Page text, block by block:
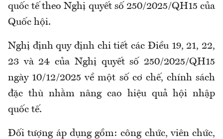
quốc tế theo Nghị quyết số 250/2025/QH15 của
Quốc hội.
Nghị định quy định chi tiết các Điều 19, 21, 22,
23 và 24 của Nghị quyết số 250/2025/QH15
ngày 10/12/2025 về một số cơ chế, chính sách
đặc thù nhằm nâng cao hiệu quả hội nhập
quốc tế.
Đối tượng áp dụng gồm: công chức, viên chức,